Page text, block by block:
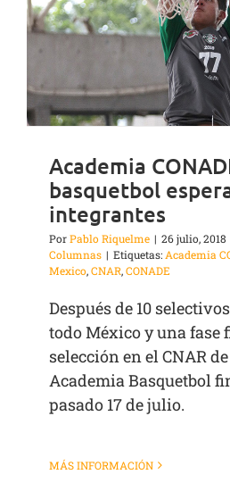
Academia
basquetbol
integrantes
PorPablo Riquelme | 26 julio, 2018
Columnas | Etiquetas:Academia
Mexico,CNAR,CONADE
Después de 10
todo México y una fase
selección en el CNAR
Academia Basquetbol
pasado 17 de julio.
MÁS INFORMACIÓN